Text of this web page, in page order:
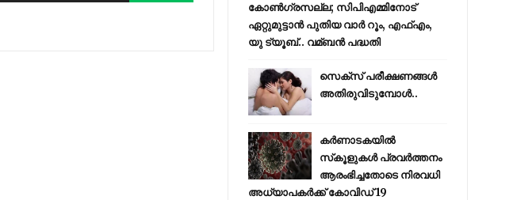
കോണ്‍ഗ്രസല്ല; സിപിഎമ്മിനോട്
ഏറ്റുമുട്ടാന്‍ പുതിയ വാര്‍ റൂം, എഫ്‌എം,
യു ട്യൂബ്.. വമ്ബന്‍ പദ്ധതി
സെക്സ് പരീക്ഷണങ്ങൾ
അതിരുവിടുമ്പോൾ..
കര്‍ണാടകയില്‍
സ്‌കൂളുകള്‍ പ്രവര്‍ത്തനം
ആരംഭിച്ചതോടെ നിരവധി
അധ്യാപകര്‍ക്ക് കോവിഡ് 19